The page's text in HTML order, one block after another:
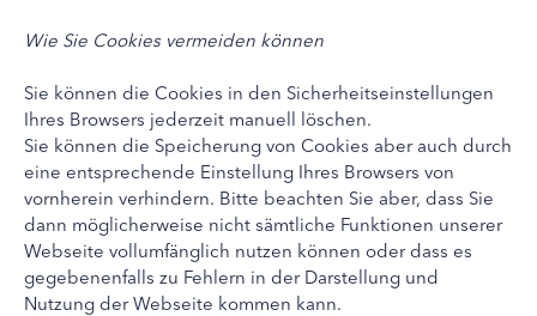
Wie Sie Cookies vermeiden können
Sie können die Cookies in den Sicherheitseinstellungen
Ihres Browsers jederzeit manuell löschen.
Sie können die Speicherung von Cookies aber auch durch
eine entsprechende Einstellung Ihres Browsers von
vornherein verhindern. Bitte beachten Sie aber, dass Sie
dann möglicherweise nicht sämtliche Funktionen unserer
Webseite vollumfänglich nutzen können oder dass es
gegebenenfalls zu Fehlern in der Darstellung und
Nutzung der Webseite kommen kann.